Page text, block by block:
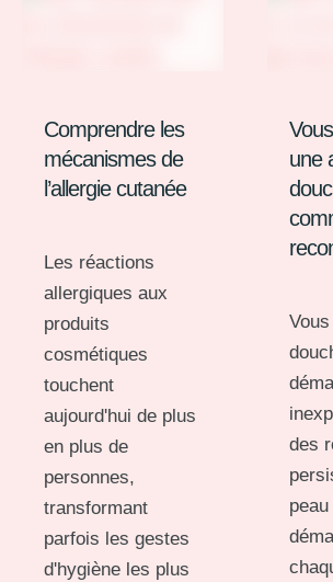
Comprendre les
mécanismes de
l’allergie cutanée
Les réactions
allergiques aux
produits
cosmétiques
touchent
aujourd'hui de plus
en plus de
personnes,
transformant
parfois les gestes
d'hygiène les plus
une
des